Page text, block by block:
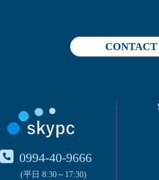
CONTACT
0994-40-9666
(平日 8:30～17:30)